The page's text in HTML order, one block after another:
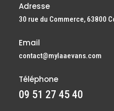
Adresse
30 rue du Commerce, 63800
Email
contact@mylaaevans.com
Téléphone
09 51 27 45 40